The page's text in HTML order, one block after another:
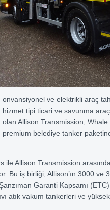
onvansiyonel ve elektrikli araç
hizmet tipi ticari ve savunma
olan Allison Transmission, Whale
premium belediye tanker
ile Allison Transmission
Bu iş birliği, Allison’ın 3000 ve
Garanti Kapsamı
atık vakum tankerleri ve